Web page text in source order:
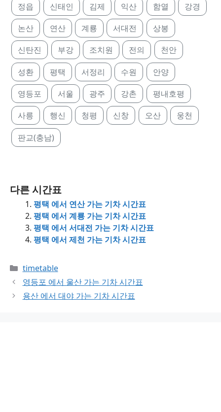
정읍 신태인 김제 익산 함열 강경
논산 연산 계룡 서대전 상봉
신탄진 부강 조치원 전의 천안
성환 평택 서정리 수원 안양
영등포 서울 광주 강촌 평내호평
사릉 행신 청평 신창 오산 웅천
판교(충남)
다른 시간표
평택 에서 연산 가는 기차 시간표
평택 에서 계룡 가는 기차 시간표
평택 에서 서대전 가는 기차 시간표
평택 에서 제천 가는 기차 시간표
Categories
timetable
영등포 에서 울산 가는 기차 시간표
용산 에서 대야 가는 기차 시간표